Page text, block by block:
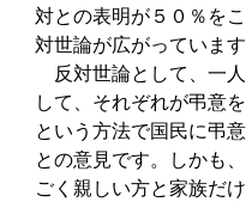
対との表明が５０％を
対世論が広がっています
反対世論として、一
して、それぞれが弔意
という方法で国民に弔
との意見です。しかも
ごく親しい方と家族だ